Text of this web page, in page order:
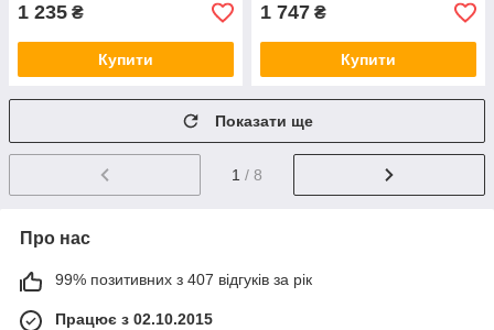
1 235 ₴
Купити
1 747 ₴
Купити
Показати ще
1 / 8
Про нас
99% позитивних з 407 відгуків за рік
Працює з 02.10.2015